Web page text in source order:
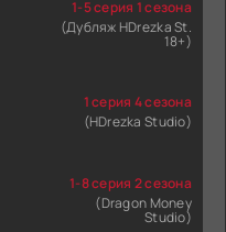
1-5 серия 1 сезона
(Дубляж HDrezka St.
18+)
1 серия 4 сезона
(HDrezka Studio)
1-8 серия 2 сезона
(Dragon Money
Studio)